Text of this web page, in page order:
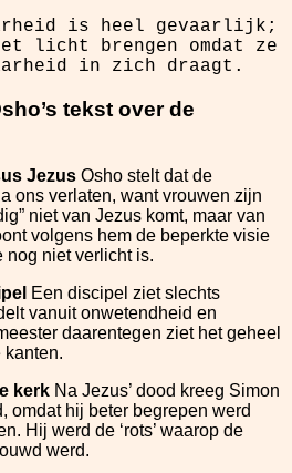
is heel gevaarlijk;
licht brengen omdat ze
in zich draagt.
tekst over de
Jezus Osho stelt dat de
ons verlaten, want vrouwen zijn
niet van Jezus komt, maar van
volgens hem de beperkte visie
nog niet verlicht is.
Een discipel ziet slechts
vanuit onwetendheid en
daarentegen ziet het geheel
kanten.
kerk Na Jezus’ dood kreeg Simon
omdat hij beter begrepen werd
Hij werd de ‘rots’ waarop de
werd.